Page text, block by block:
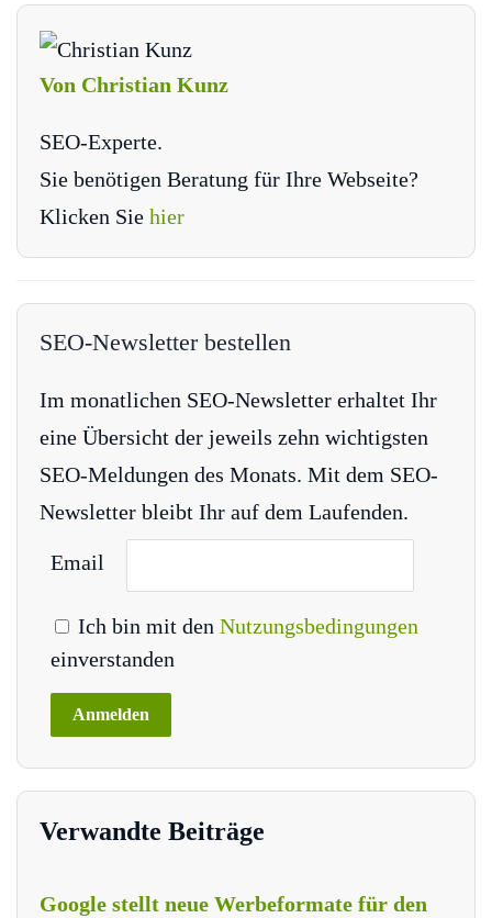
Von Christian Kunz
SEO-Experte.
Sie benötigen Beratung für Ihre Webseite?
Klicken Sie hier
SEO-Newsletter bestellen
Im monatlichen SEO-Newsletter erhaltet Ihr
eine Übersicht der jeweils zehn wichtigsten
SEO-Meldungen des Monats. Mit dem SEO-
Newsletter bleibt Ihr auf dem Laufenden.
Email
Ich bin mit den Nutzungsbedingungen
einverstanden
Verwandte Beiträge
Google stellt neue Werbeformate für den